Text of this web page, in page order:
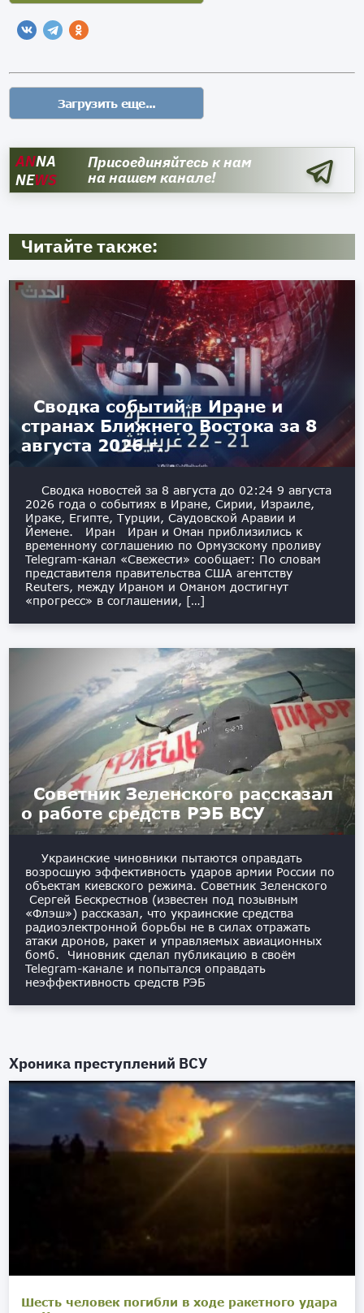
ANNA
NEWS
Присоединяйтесь к нам
на нашем канале!
Читайте также:
Сводка событий в Иране и
странах Ближнего Востока за 8
августа 2026 г.
Сводка новостей за 8 августа до 02:24 9 августа
2026 года о событиях в Иране, Сирии, Израиле,
Ираке, Египте, Турции, Саудовской Аравии и
Йемене. Иран Иран и Оман приблизились к
временному соглашению по Ормузскому проливу
Telegram-канал «Свежести» сообщает: По словам
представителя правительства США агентству
Reuters, между Ираном и Оманом достигнут
«прогресс» в соглашении, […]
Советник Зеленского рассказал
о работе средств РЭБ ВСУ
Украинские чиновники пытаются оправдать
возросшую эффективность ударов армии России по
объектам киевского режима. Советник Зеленского
Сергей Бескрестнов (известен под позывным
«Флэш») рассказал, что украинские средства
радиоэлектронной борьбы не в силах отражать
атаки дронов, ракет и управляемых авиационных
бомб. Чиновник сделал публикацию в своём
Telegram-канале и попытался оправдать
неэффективность средств РЭБ
Хроника преступлений ВСУ
Шесть человек погибли в ходе ракетного удара